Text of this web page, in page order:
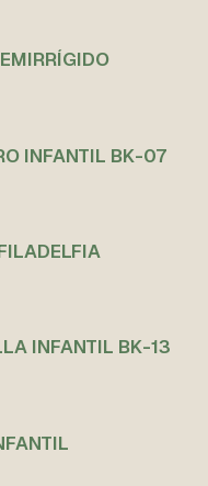
INFANTIL BK-07
INFANTIL BK-13